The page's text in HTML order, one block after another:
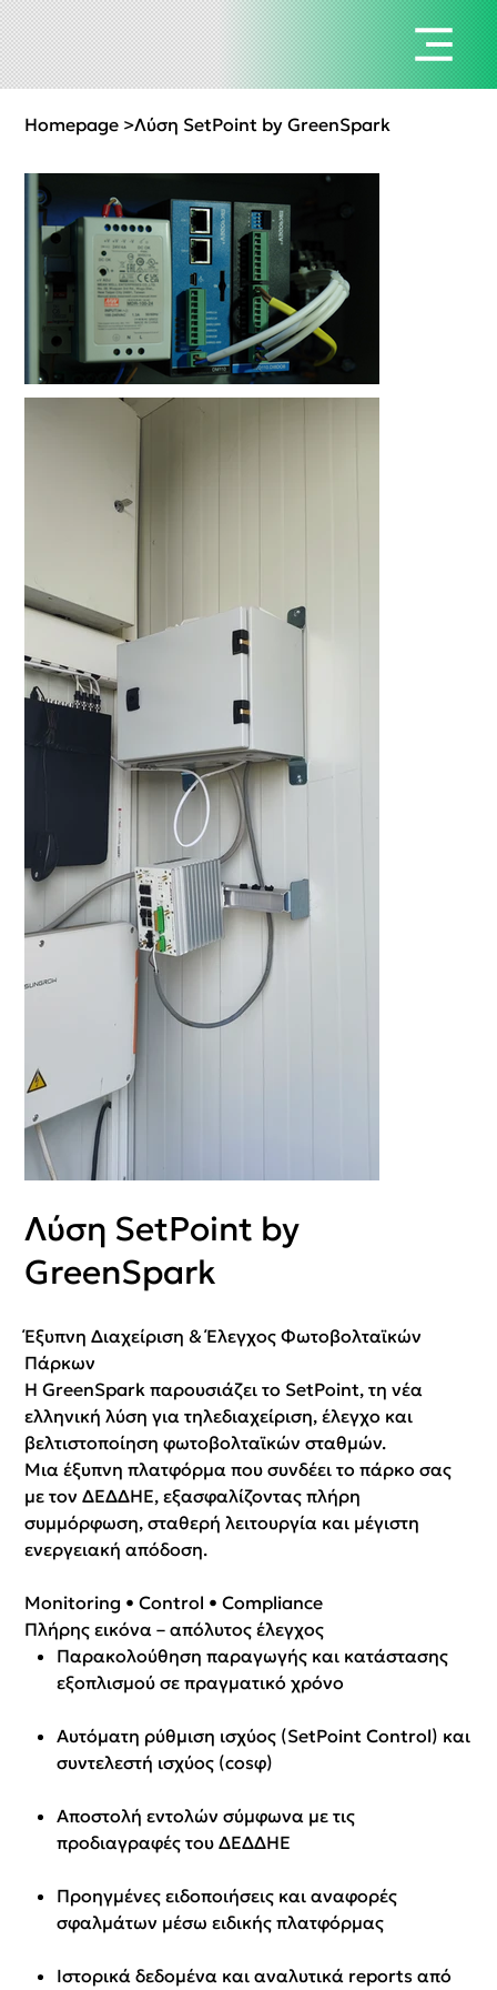
Homepage >Λύση SetPoint by GreenSpark
Λύση SetPoint by
GreenSpark
Έξυπνη Διαχείριση & Έλεγχος Φωτοβολταϊκών
Πάρκων
Η GreenSpark παρουσιάζει το SetPoint, τη νέα
ελληνική λύση για τηλεδιαχείριση, έλεγχο και
βελτιστοποίηση φωτοβολταϊκών σταθμών.
Μια έξυπνη πλατφόρμα που συνδέει το πάρκο σας
με τον ΔΕΔΔΗΕ, εξασφαλίζοντας πλήρη
συμμόρφωση, σταθερή λειτουργία και μέγιστη
ενεργειακή απόδοση.
Monitoring • Control • Compliance
Πλήρης εικόνα – απόλυτος έλεγχος
Παρακολούθηση παραγωγής και κατάστασης
εξοπλισμού σε πραγματικό χρόνο
Αυτόματη ρύθμιση ισχύος (SetPoint Control) και
συντελεστή ισχύος (cosφ)
Αποστολή εντολών σύμφωνα με τις
προδιαγραφές του ΔΕΔΔΗΕ
Προηγμένες ειδοποιήσεις και αναφορές
σφαλμάτων μέσω ειδικής πλατφόρμας
Ιστορικά δεδομένα και αναλυτικά reports από